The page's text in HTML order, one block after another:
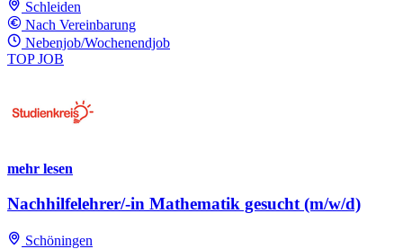
Schleiden
Nach Vereinbarung
Nebenjob/Wochenendjob
TOP JOB
mehr lesen
Nachhilfelehrer/-in Mathematik gesucht (m/w/d)
Schöningen